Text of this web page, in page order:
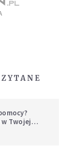
Twojej